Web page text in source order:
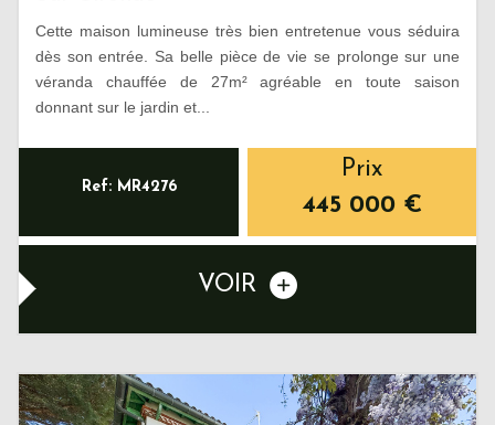
Cette maison lumineuse très bien entretenue vous séduira
dès son entrée. Sa belle pièce de vie se prolonge sur une
véranda chauffée de 27m² agréable en toute saison
donnant sur le jardin et...
Ref: MR4276
Prix
445 000 €
VOIR